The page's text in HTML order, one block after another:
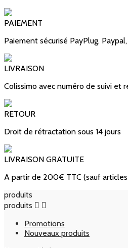
PAIEMENT
Paiement sécurisé PayPlug,
LIVRAISON
Colissimo avec numéro de suivi et
RETOUR
Droit de rétractation sous 14 jours
LIVRAISON GRATUITE
A partir de 200€ TTC (sauf
produits
produits  
Promotions
Nouveaux produits